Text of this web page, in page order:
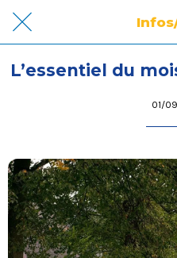
L’essentiel du
01/